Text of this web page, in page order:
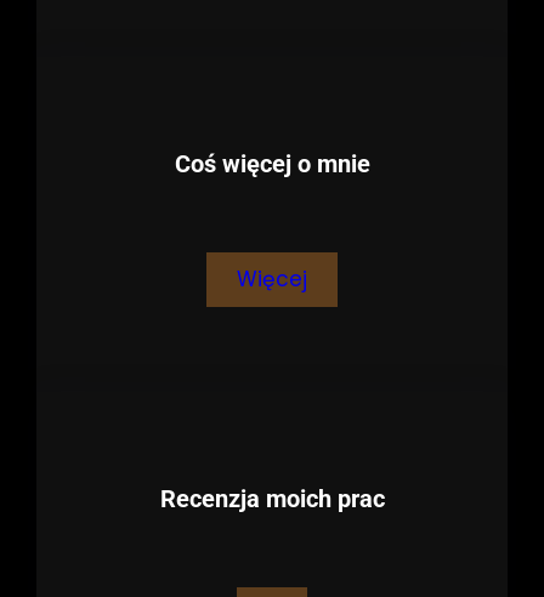
Coś więcej o mnie
Więcej
Recenzja moich prac